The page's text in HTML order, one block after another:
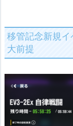
移管記念新規イ
大前提